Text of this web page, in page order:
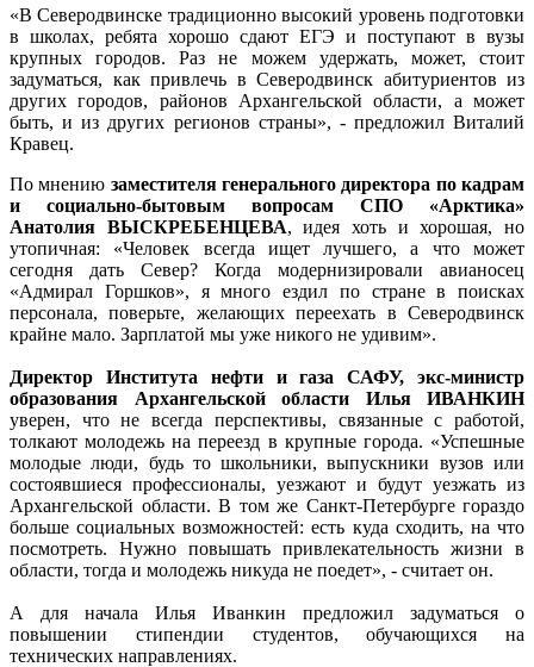
«В Северодвинске традиционно высокий уровень подготовки
в школах, ребята хорошо сдают ЕГЭ и поступают в вузы
крупных городов. Раз не можем удержать, может, стоит
задуматься, как привлечь в Северодвинск абитуриентов из
других городов, районов Архангельской области, а может
быть, и из других регионов страны», - предложил Виталий
Кравец.
По мнению заместителя генерального директора по кадрам
и социально-бытовым вопросам СПО «Арктика»
Анатолия ВЫСКРЕБЕНЦЕВА, идея хоть и хорошая, но
утопичная: «Человек всегда ищет лучшего, а что может
сегодня дать Север? Когда модернизировали авианосец
«Адмирал Горшков», я много ездил по стране в поисках
персонала, поверьте, желающих переехать в Северодвинск
крайне мало. Зарплатой мы уже никого не удивим».
Директор Института нефти и газа САФУ, экс-министр
образования Архангельской области Илья ИВАНКИН
уверен, что не всегда перспективы, связанные с работой,
толкают молодежь на переезд в крупные города. «Успешные
молодые люди, будь то школьники, выпускники вузов или
состоявшиеся профессионалы, уезжают и будут уезжать из
Архангельской области. В том же Санкт-Петербурге гораздо
больше социальных возможностей: есть куда сходить, на что
посмотреть. Нужно повышать привлекательность жизни в
области, тогда и молодежь никуда не поедет», - считает он.
А для начала Илья Иванкин предложил задуматься о
повышении стипендии студентов, обучающихся на
технических направлениях.